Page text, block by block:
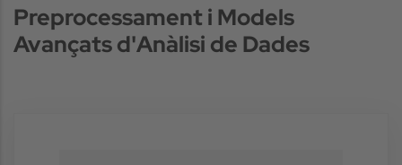
Preprocessament i Models
Avançats d'Anàlisi de Dades